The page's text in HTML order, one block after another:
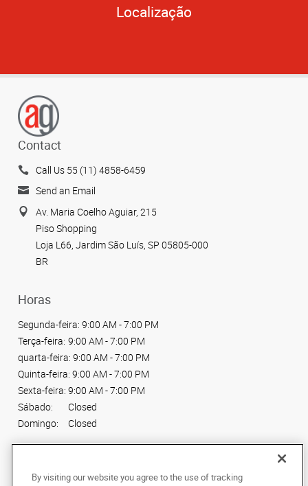
Localização
Contact
Call Us 55 (11) 4858-6459
Send an Email
Av. Maria Coelho Aguiar, 215
Piso Shopping
Loja L66, Jardim São Luís, SP 05805-000
BR
Horas
Segunda-feira: 9:00 AM - 7:00 PM
Terça-feira: 9:00 AM - 7:00 PM
quarta-feira: 9:00 AM - 7:00 PM
Quinta-feira: 9:00 AM - 7:00 PM
Sexta-feira: 9:00 AM - 7:00 PM
Sábado:
Closed
Domingo:
Closed
By visiting our website you agree to the use of tracking